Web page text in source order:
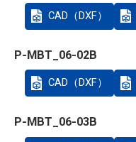
CAD（DXF）
P-MBT_06-02B
CAD（DXF）
P-MBT_06-03B